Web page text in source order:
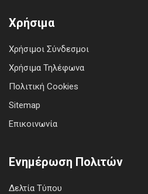
Χρήσιμα
Χρήσιμοι Σύνδεσμοι
Χρήσιμα Τηλέφωνα
Πολιτική Cookies
Sitemap
Επικοινωνία
Ενημέρωση Πολιτών
Δελτία Τύπου